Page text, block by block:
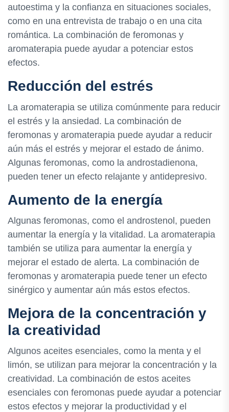
autoestima y la confianza en situaciones sociales,
como en una entrevista de trabajo o en una cita
romántica. La combinación de feromonas y
aromaterapia puede ayudar a potenciar estos
efectos.
Reducción del estrés
La aromaterapia se utiliza comúnmente para reducir
el estrés y la ansiedad. La combinación de
feromonas y aromaterapia puede ayudar a reducir
aún más el estrés y mejorar el estado de ánimo.
Algunas feromonas, como la androstadienona,
pueden tener un efecto relajante y antidepresivo.
Aumento de la energía
Algunas feromonas, como el androstenol, pueden
aumentar la energía y la vitalidad. La aromaterapia
también se utiliza para aumentar la energía y
mejorar el estado de alerta. La combinación de
feromonas y aromaterapia puede tener un efecto
sinérgico y aumentar aún más estos efectos.
Mejora de la concentración y
la creatividad
Algunos aceites esenciales, como la menta y el
limón, se utilizan para mejorar la concentración y la
creatividad. La combinación de estos aceites
esenciales con feromonas puede ayudar a potenciar
estos efectos y mejorar la productividad y el